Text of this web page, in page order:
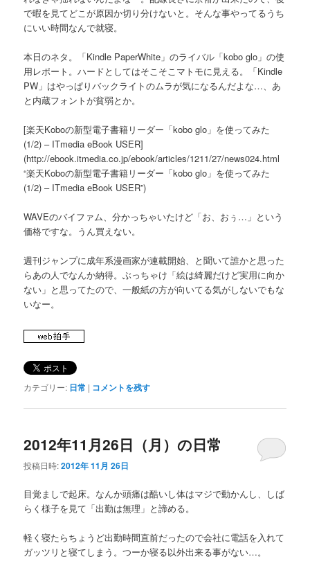
で暇を見てどこが原因か切り分けないと。そんな事やってるうち
にいい時間なんで就寝。
本日のネタ。「Kindle PaperWhite」のライバル「kobo glo」の使
用レポート。ハードとしてはそこそこマトモに見える。「Kindle
PW」はやっぱりバックライトのムラが気になるんだよな…、あ
と内蔵フォントが貧弱とか。
[楽天Koboの新型電子書籍リーダー「kobo glo」を使ってみた
(1/2) – ITmedia eBook USER]
(http://ebook.itmedia.co.jp/ebook/articles/1211/27/news024.html
“楽天Koboの新型電子書籍リーダー「kobo glo」を使ってみた
(1/2) – ITmedia eBook USER”)
WAVEのバイファム、分かっちゃいたけど「お、おぅ…」という
価格ですな。うん買えない。
週刊ジャンプに成年系漫画家が連載開始、と聞いて誰かと思った
らあの人でなんか納得。ぶっちゃけ「絵は綺麗だけど実用に向か
ない」と思ってたので、一般紙の方が向いてる気がしないでもな
いなー。
カテゴリー: 日常 | コメントを残す
2012年11月26日（月）の日常
投稿日時:2012年 11月 26日
目覚ましで起床。なんか頭痛は酷いし体はマジで動かんし、しば
らく様子を見て「出勤は無理」と諦める。
軽く寝たらちょうど出勤時間直前だったので会社に電話を入れて
ガッツリと寝てしまう。つーか寝る以外出来る事がない…。